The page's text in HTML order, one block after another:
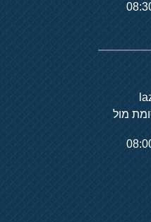
: א-ה 08:30-
בית סומת מול
: א-ה 08:00-